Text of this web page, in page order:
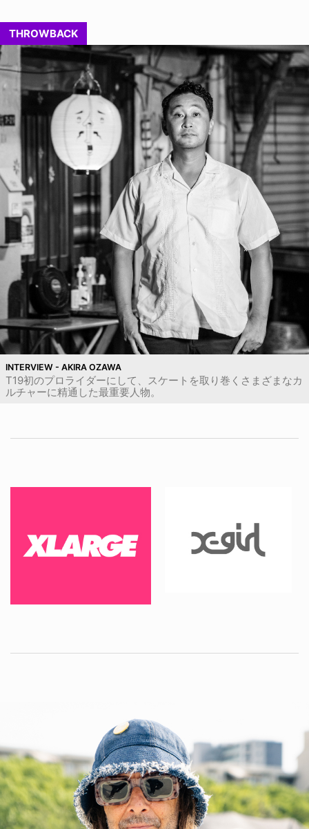
THROWBACK
INTERVIEW - AKIRA OZAWA
T19初のプロライダーにして、スケートを取り巻くさまざまなカ
ルチャーに精通した最重要人物。